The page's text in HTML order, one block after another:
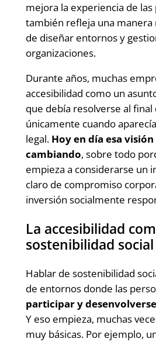
mejora la experiencia de las
también refleja una manera
de diseñar entornos y
organizaciones.
Durante años, muchas
accesibilidad como un
que debía resolverse al
únicamente cuando
legal. Hoy en día esa visión
cambiando, sobre todo
empieza a considerarse un
claro de compromiso
inversión socialmente
La accesibilidad
sostenibilidad social
Hablar de sostenibilidad
de entornos donde las
participar y
Y eso empieza, muchas
muy básicas. Por ejemplo,